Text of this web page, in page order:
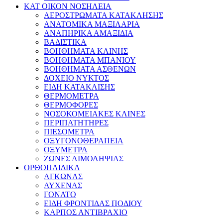
ΚΑΤ ΟΙΚΟΝ ΝΟΣΗΛΕΙΑ
ΑΕΡΟΣΤΡΩΜΑΤΑ ΚΑΤΑΚΛΗΣΗΣ
ΑΝΑΤΟΜΙΚΑ ΜΑΞΙΛΑΡΙΑ
ΑΝΑΠΗΡΙΚΑ ΑΜΑΞΙΔΙΑ
ΒΑΔΙΣΤΙΚΑ
ΒΟΗΘΗΜΑΤΑ ΚΛΙΝΗΣ
ΒΟΗΘΗΜΑΤΑ ΜΠΑΝΙΟΥ
ΒΟΗΘΗΜΑΤΑ ΑΣΘΕΝΩΝ
ΔΟΧΕΙΟ ΝΥΚΤΟΣ
ΕΙΔΗ ΚΑΤΑΚΛΙΣΗΣ
ΘΕΡΜΟΜΕΤΡΑ
ΘΕΡΜΟΦΟΡΕΣ
ΝΟΣΟΚΟΜΕΙΑΚΕΣ ΚΛΙΝΕΣ
ΠΕΡΙΠΑΤΗΤΗΡΕΣ
ΠΙΕΣΟΜΕΤΡΑ
ΟΞΥΓΟΝΟΘΕΡΑΠΕΙΑ
ΟΞΥΜΕΤΡΑ
ΖΩΝΕΣ ΑΙΜΟΛΗΨΙΑΣ
ΟΡΘΟΠΑΙΔΙΚΑ
ΑΓΚΩΝΑΣ
ΑΥΧΕΝΑΣ
ΓΟΝΑΤΟ
ΕΙΔΗ ΦΡΟΝΤΙΔΑΣ ΠΟΔΙΟΥ
ΚΑΡΠΟΣ ΑΝΤΙΒΡΑΧΙΟ